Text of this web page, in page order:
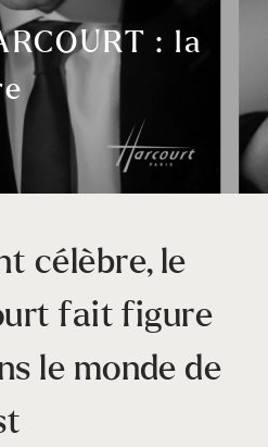
: la
célèbre, le
fait figure
le monde de